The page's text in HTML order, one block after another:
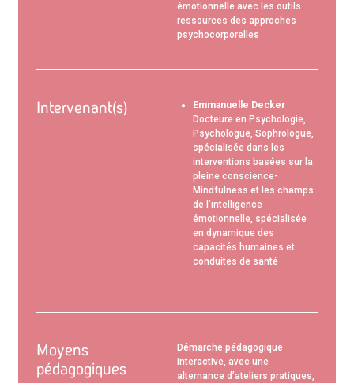
émotionnelle avec les outils
ressources des approches
psychocorporelles
Intervenant(s)
Emmanuelle Decker
Docteure en Psychologie,
Psychologue, Sophrologue,
spécialisée dans les
interventions basées sur la
pleine conscience-
Mindfulness et les champs
de l’intelligence
émotionnelle, spécialisée
en dynamique des
capacités humaines et
conduites de santé
Moyens
pédagogiques
Démarche pédagogique
interactive, avec une
alternance d’ateliers pratiques,